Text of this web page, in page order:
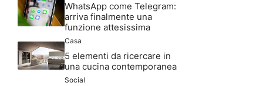
WhatsApp come Telegram:
arriva finalmente una
funzione attesissima
Casa
5 elementi da ricercare in
una cucina contemporanea
Social